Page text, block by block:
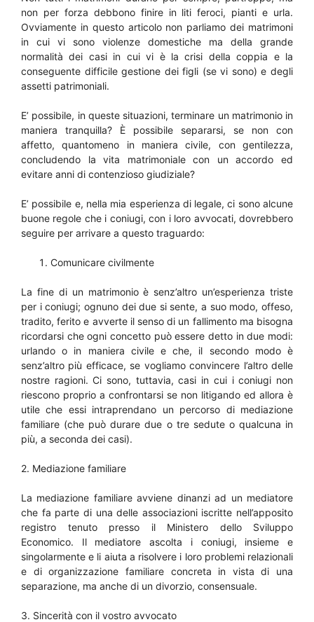
non per forza debbono finire in liti feroci, pianti e urla.
Ovviamente in questo articolo non parliamo dei matrimoni
in cui vi sono violenze domestiche ma della grande
normalità dei casi in cui vi è la crisi della coppia e la
conseguente difficile gestione dei figli (se vi sono) e degli
assetti patrimoniali.
E’ possibile, in queste situazioni, terminare un matrimonio in
maniera tranquilla? È possibile separarsi, se non con
affetto, quantomeno in maniera civile, con gentilezza,
concludendo la vita matrimoniale con un accordo ed
evitare anni di contenzioso giudiziale?
E’ possibile e, nella mia esperienza di legale, ci sono alcune
buone regole che i coniugi, con i loro avvocati, dovrebbero
seguire per arrivare a questo traguardo:
Comunicare civilmente
La fine di un matrimonio è senz’altro un’esperienza triste
per i coniugi; ognuno dei due si sente, a suo modo, offeso,
tradito, ferito e avverte il senso di un fallimento ma bisogna
ricordarsi che ogni concetto può essere detto in due modi:
urlando o in maniera civile e che, il secondo modo è
senz’altro più efficace, se vogliamo convincere l’altro delle
nostre ragioni. Ci sono, tuttavia, casi in cui i coniugi non
riescono proprio a confrontarsi se non litigando ed allora è
utile che essi intraprendano un percorso di mediazione
familiare (che può durare due o tre sedute o qualcuna in
più, a seconda dei casi).
2. Mediazione familiare
La mediazione familiare avviene dinanzi ad un mediatore
che fa parte di una delle associazioni iscritte nell’apposito
registro tenuto presso il Ministero dello Sviluppo
Economico. Il mediatore ascolta i coniugi, insieme e
singolarmente e li aiuta a risolvere i loro problemi relazionali
e di organizzazione familiare concreta in vista di una
separazione, ma anche di un divorzio, consensuale.
3. Sincerità con il vostro avvocato